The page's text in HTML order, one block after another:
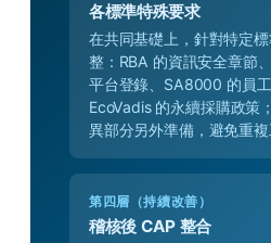
各標準特殊要求
在共同基礎上，針對特定
整：RBA 的資訊安全章節
平台登錄、SA8000 的員工
EcoVadis 的永續採購政策
異部分另外準備，避免重
第四層（持續改善）
稽核後 CAP 整合